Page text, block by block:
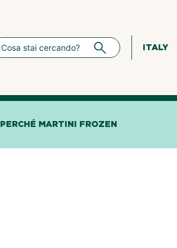
ITALY
PERCHÉ MARTINI FROZEN